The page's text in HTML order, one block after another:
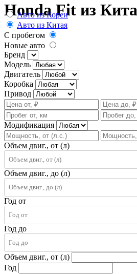
по выставленному счету на Т-банк
При любых подозрениях, свяжитесь
контактам, указанным в соц сетях и
Honda Fit из
Авто из Кореи
Авто из Китая
С пробегом
Новые авто
Бренд
Модель
Двигатель
Коробка
Привод
Модификация
Объем двиг., от (л)
Объем двиг., до (л)
Год от
Год до
Объем двиг., от (л)
Год